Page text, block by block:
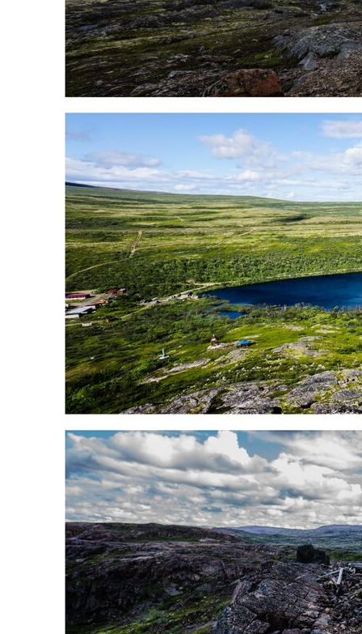
Контакты
Обучение
РОО "РДЦ", г. Москва, ОГРН 1227700179013
Политика обработки персональных данных
Поддержать
Документы и отчёты
Разработка сайта